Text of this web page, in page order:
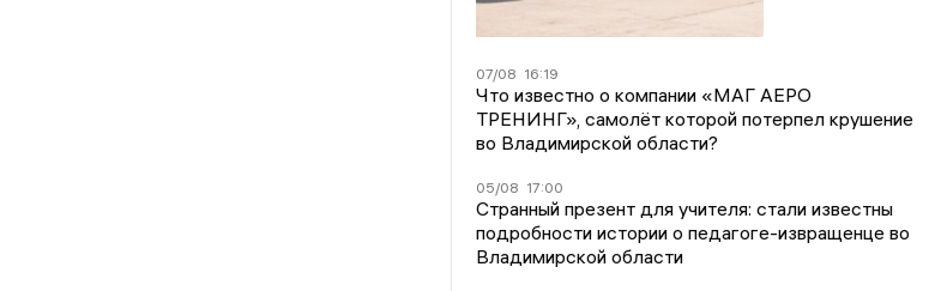
07/08 16:19
Что известно о компании «МАГ АЕРО
ТРЕНИНГ», самолёт которой потерпел крушение
во Владимирской области?
05/08 17:00
Странный презент для учителя: стали известны
подробности истории о педагоге-извращенце во
Владимирской области